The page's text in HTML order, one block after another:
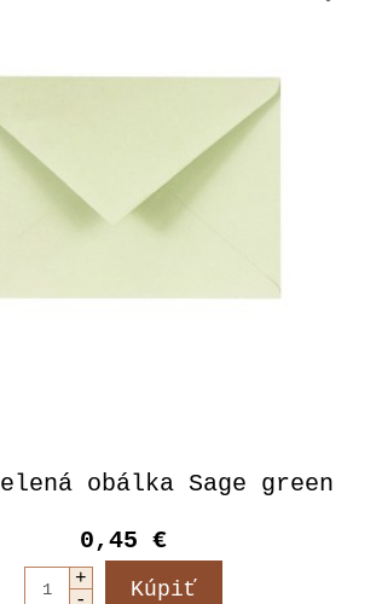
obálka Sage green
0,45 €